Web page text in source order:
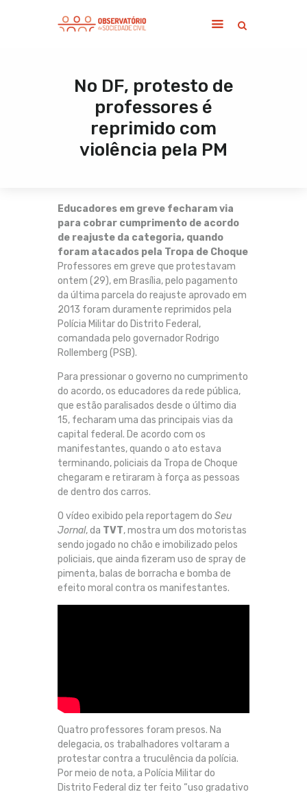
No DF, protesto de
professores é
reprimido com
violência pela PM
Home
Notícias
Publicações
Educadores em greve fecharam via
para cobrar cumprimento de acordo
de reajuste da categoria, quando
foram atacados pela Tropa de Choque
Professores em greve que protestavam
ontem (29), em Brasília, pelo pagamento
da última parcela do reajuste aprovado em
2013 foram duramente reprimidos pela
Polícia Militar do Distrito Federal,
comandada pelo governador Rodrigo
Rollemberg (PSB).
Para pressionar o governo no cumprimento
do acordo, os educadores da rede pública,
que estão paralisados desde o último dia
15, fecharam uma das principais vias da
capital federal. De acordo com os
manifestantes, quando o ato estava
terminando, policiais da Tropa de Choque
chegaram e retiraram à força as pessoas
de dentro dos carros.
O vídeo exibido pela reportagem do Seu
Jornal, da TVT, mostra um dos motoristas
sendo jogado no chão e imobilizado pelos
policiais, que ainda fizeram uso de spray de
pimenta, balas de borracha e bomba de
efeito moral contra os manifestantes.
Quatro professores foram presos. Na
delegacia, os trabalhadores voltaram a
protestar contra a truculência da polícia.
Por meio de nota, a Polícia Militar do
Distrito Federal diz ter feito “uso gradativo